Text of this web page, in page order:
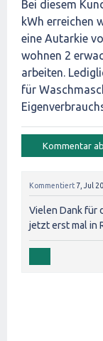
Bei diesem
kWh erreichen
eine Autarkie
wohnen 2
arbeiten.
für
Kommentiert7, Jul
Vielen Dank für
jetzt erst mal in